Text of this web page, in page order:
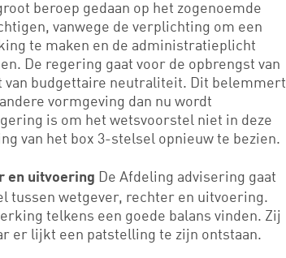
beroep gedaan op het zogenoemde
vanwege de verplichting om een
te maken en de administratieplicht
De regering gaat voor de opbrengst van
budgettaire neutraliteit. Dit belemmert
vormgeving dan nu wordt
is om het wetsvoorstel niet in deze
van het box 3-stelsel opnieuw te bezien.
en uitvoering De Afdeling advisering gaat
tussen wetgever, rechter en uitvoering.
telkens een goede balans vinden. Zij
er lijkt een patstelling te zijn ontstaan.